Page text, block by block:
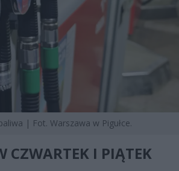
| Fot. Warszawa w Pigułce.
CZWARTEK I PIĄTEK